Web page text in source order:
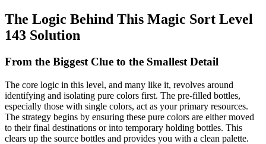
The Logic Behind This Magic Sort Level
143 Solution
From the Biggest Clue to the Smallest Detail
The core logic in this level, and many like it, revolves around
identifying and isolating pure colors first. The pre-filled bottles,
especially those with single colors, act as your primary resources.
The strategy begins by ensuring these pure colors are either moved
to their final destinations or into temporary holding bottles. This
clears up the source bottles and provides you with a clean palette.